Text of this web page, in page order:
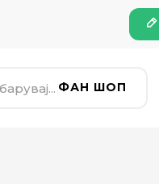
ФАН ШОП